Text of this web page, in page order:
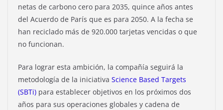
netas de carbono cero para 2035, quince años antes
del Acuerdo de París que es para 2050. A la fecha se
han reciclado más de 920.000 tarjetas vencidas o que
no funcionan.
Para lograr esta ambición, la compañía seguirá la
metodología de la iniciativa Science Based Targets
(SBTi) para establecer objetivos en los próximos dos
años para sus operaciones globales y cadena de